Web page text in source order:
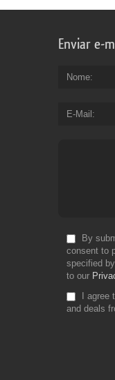
Enviar e-
Nome
E-Mail
By
consent to
specified
to our
I agree
and deals